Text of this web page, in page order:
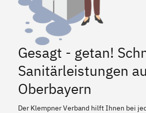
Gesagt - getan!
Sanitärleistungen
Oberbayern
Der Klempner Verband hilft Ihnen bei